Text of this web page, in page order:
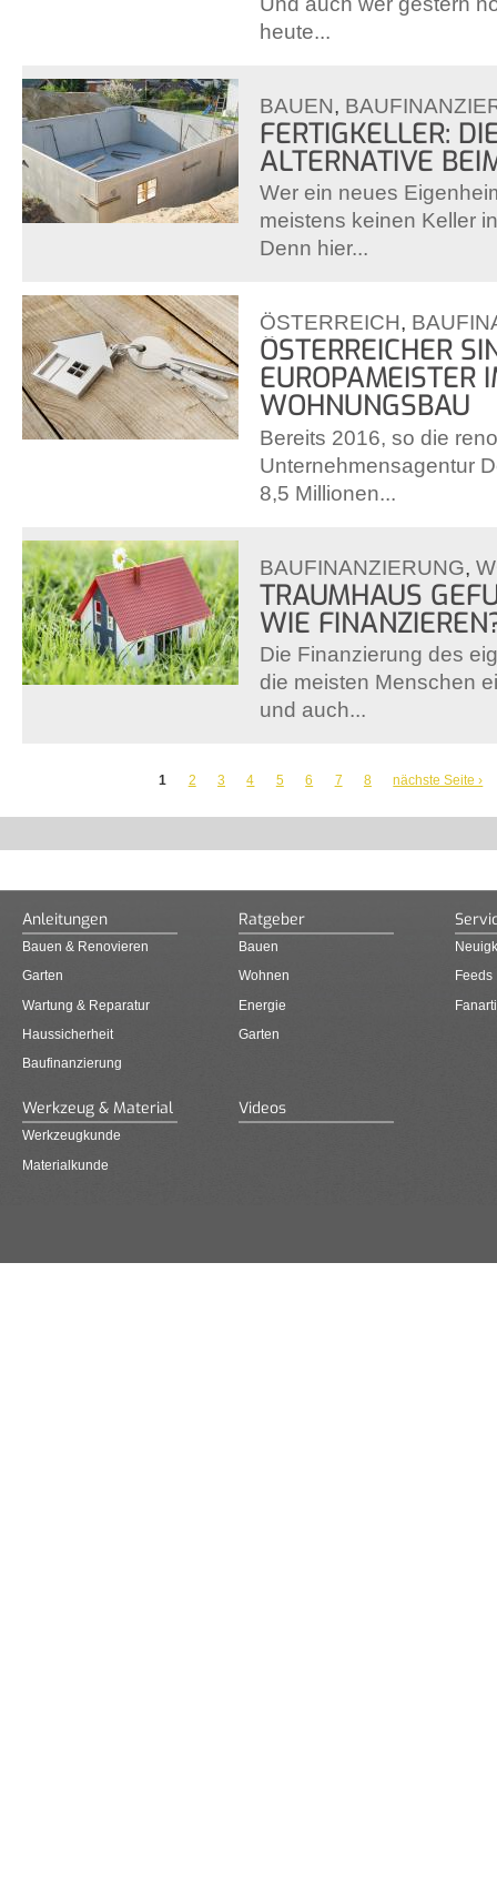
heute...
BAUEN,
FERTIGKELLER:
ALTERNATIVE
Wer ein neues
meistens keinen Keller
Denn hier...
ÖSTERREICH,
ÖSTERREICHER
EUROPAMEISTER
WOHNUNGSBAU
Bereits 2016, so die
Unternehmensagentur
8,5 Millionen...
BAUFINANZIERUNG,
TRAUMHAUS
WIE
Die Finanzierung des
die meisten Menschen
und auch...
1 2 3 4 5 6 7 8 nächste Seite ›
Anleitungen
Bauen & Renovieren
Garten
Wartung & Reparatur
Haussicherheit
Baufinanzierung
Ratgeber
Bauen
Wohnen
Energie
Garten
Feeds
Werkzeug & Material
Werkzeugkunde
Materialkunde
Videos